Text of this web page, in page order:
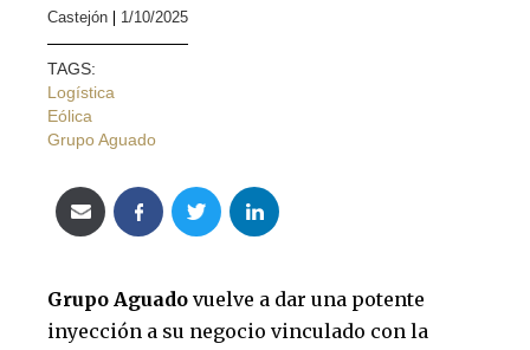
Castejón 1/10/2025
TAGS:
Logística
Eólica
Grupo Aguado
Grupo Aguado vuelve a dar una potente
inyección a su negocio vinculado con la